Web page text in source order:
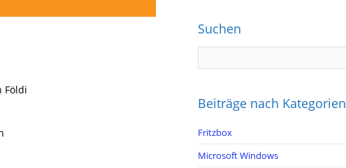
Földi
Suchen
Beiträge nach Kategorien
Fritzbox
Microsoft Windows